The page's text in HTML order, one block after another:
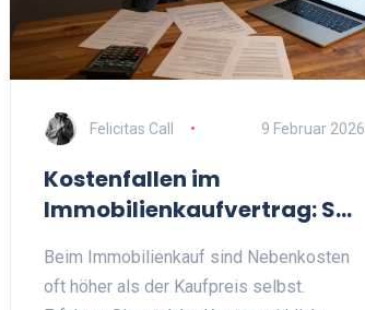
Felicitas Call 9 Februar 2026
Kostenfallen im
Immobilienkaufvertrag: So
richtig
Beim Immobilienkauf sind Nebenkosten
oft höher als der Kaufpreis selbst.